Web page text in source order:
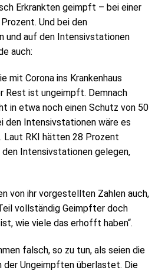
Erkrankten geimpft – bei einer
Und bei den
und auf den Intensivstationen
auch:
mit Corona ins Krankenhaus
Rest ist ungeimpft. Demnach
in etwa noch einen Schutz von 50
den Intensivstationen wäre es
Laut RKI hätten 28 Prozent
Intensivstationen gelegen,
von ihr vorgestellten Zahlen auch,
vollständig Geimpfter doch
wie viele das erhofft haben“.
falsch, so zu tun, als seien die
der Ungeimpften überlastet. Die